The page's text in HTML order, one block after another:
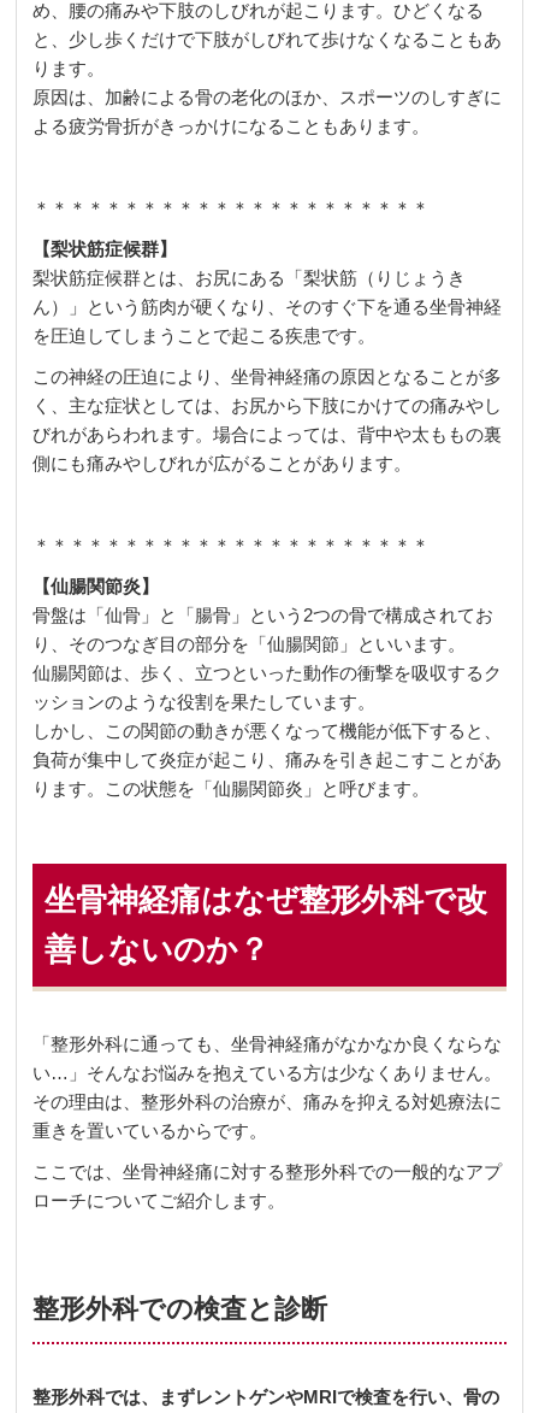
め、腰の痛みや下肢のしびれが起こります。ひどくなる
と、少し歩くだけで下肢がしびれて歩けなくなることもあ
ります。
原因は、加齢による骨の老化のほか、スポーツのしすぎに
よる疲労骨折がきっかけになることもあります。
＊＊＊＊＊＊＊＊＊＊＊＊＊＊＊＊＊＊＊＊＊＊
【梨状筋症候群】
梨状筋症候群とは、お尻にある「梨状筋（りじょうき
ん）」という筋肉が硬くなり、そのすぐ下を通る坐骨神経
を圧迫してしまうことで起こる疾患です。
この神経の圧迫により、坐骨神経痛の原因となることが多
く、主な症状としては、お尻から下肢にかけての痛みやし
びれがあらわれます。場合によっては、背中や太ももの裏
側にも痛みやしびれが広がることがあります。
＊＊＊＊＊＊＊＊＊＊＊＊＊＊＊＊＊＊＊＊＊＊
【仙腸関節炎】
骨盤は「仙骨」と「腸骨」という2つの骨で構成されてお
り、そのつなぎ目の部分を「仙腸関節」といいます。
仙腸関節は、歩く、立つといった動作の衝撃を吸収するク
ッションのような役割を果たしています。
しかし、この関節の動きが悪くなって機能が低下すると、
負荷が集中して炎症が起こり、痛みを引き起こすことがあ
ります。この状態を「仙腸関節炎」と呼びます。
坐骨神経痛はなぜ整形外科で改
善しないのか？
「整形外科に通っても、坐骨神経痛がなかなか良くならな
い…」そんなお悩みを抱えている方は少なくありません。
その理由は、整形外科の治療が、痛みを抑える対処療法に
重きを置いているからです。
ここでは、坐骨神経痛に対する整形外科での一般的なアプ
ローチについてご紹介します。
整形外科での検査と診断
整形外科では、まずレントゲンやMRIで検査を行い、骨の